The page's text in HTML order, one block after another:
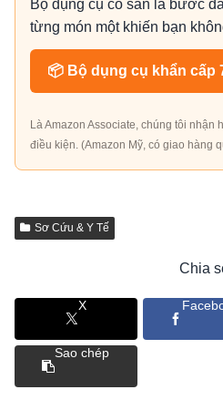
Bộ dụng cụ có sẵn là bước
từng món một khiến bạn
📦 Bộ dụng cụ khẩn cấp
Là Amazon Associate, chúng tôi nhận
điều kiện. (Amazon Mỹ, có giao hàng
Sơ Cứu & Y Tế
Chia
X
Sao chép